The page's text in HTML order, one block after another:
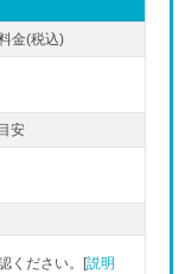
ください。[説明